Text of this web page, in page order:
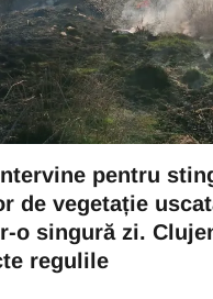
pentru
de vegetație
o singură zi.
regulile